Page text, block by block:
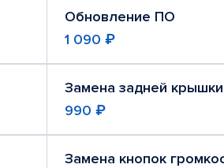
Обновление ПО
1 090 ₽
Замена задней крышки
990 ₽
Замена кнопок